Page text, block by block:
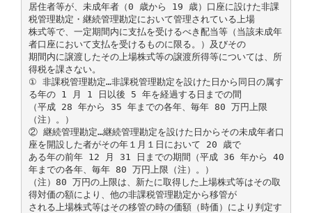
居住者等が、未成年者（0 歳から 19 歳）口座に設けた非課
税管理勘定・継続管理勘定において管理されている上場
株式等で、一定期間内に支払を受けるべき配当等（当該未成年
者口座において支払を受けるものに限る。）及びその
期間内に譲渡したその上場株式等の譲渡所得等については、所
得税を課さない。
① 非課税管理勘定…非課税管理勘定を設けた日から同日の属す
る年の 1 月 1 日以後 5 年を経過する日までの間
（平成 28 年から 35 年までの各年、毎年 80 万円上限
（注）。）
② 継続管理勘定…継続管理勘定を設けた日からその未成年者口
座を開設した者がその年１月１日において 20 歳で
ある年の前年 12 月 31 日までの期間（平成 36 年から 40
年までの各年、毎年 80 万円上限（注）。）
（注）80 万円の上限は、新たに取得した上場株式等はその取
得対価の額により、他の非課税管理勘定から移管が
される上場株式等はその移管の時の価額（時価）により判定す